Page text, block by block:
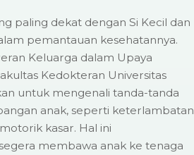
paling dekat dengan Si Kecil dan
pemantauan kesehatannya.
Keluarga dalam Upaya
Kedokteran Universitas
untuk mengenali tanda-tanda
anak, seperti keterlambatan
kasar. Hal ini
membawa anak ke tenaga